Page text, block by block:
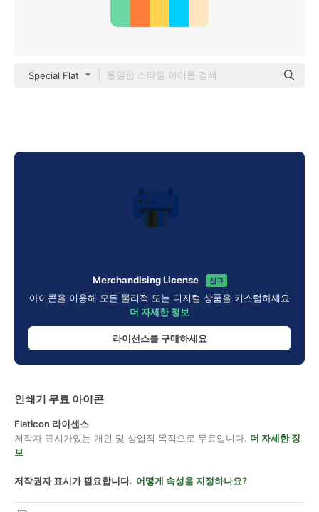
Special Flat
Merchandising License 신규
아이콘을 이용해 모든 물리적 또는 디지털 상품을 커스텀하세요
더 자세한 정보
라이선스를 구매하세요
인쇄기 무료 아이콘
Flaticon 라이센스
저작자 표시가있는 개인 및 상업적 목적으로 무료입니다. 더 자세한 정
보
저작권자 표시가 필요합니다. 어떻게 속성을 지정하나요?